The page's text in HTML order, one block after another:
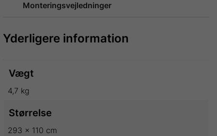
Monteringsvejledninger
Yderligere information
Vægt
4,7 kg
Størrelse
293 × 110 cm